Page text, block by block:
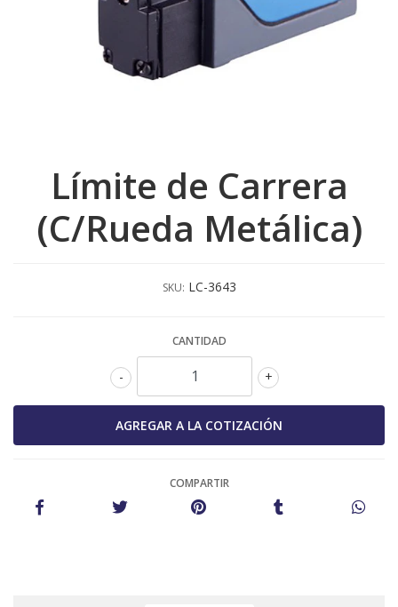
Límite de Carrera
(C/Rueda Metálica)
SKU: LC-3643
CANTIDAD
+
-
COMPARTIR